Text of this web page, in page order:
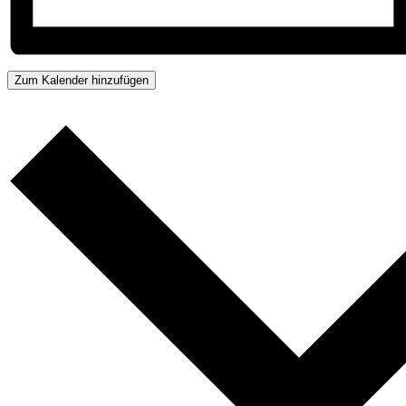
Zum Kalender hinzufügen